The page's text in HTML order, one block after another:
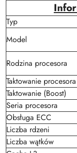
Typ
Model
Rodzina procesora
Taktowanie procesora
Taktowanie (Boost)
Seria procesora
Obsługa ECC
Liczba rdzeni
Liczba wątków